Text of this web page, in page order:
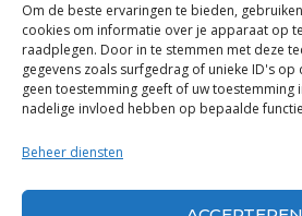
Om de beste ervaringen te bieden,
cookies om informatie over je apparaat op
raadplegen. Door in te stemmen met deze
gegevens zoals surfgedrag of unieke ID's op
geen toestemming geeft of uw toestemming
nadelige invloed hebben op bepaalde
Beheer diensten
“Voor de mooiste Blues,
Americana”
Copyright 2019 – 2026